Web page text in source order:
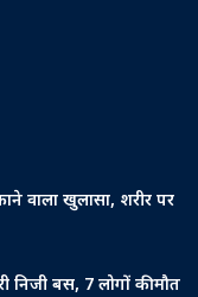
वाला खुलासा, शरीर पर
निजी बस, 7 लोगों की मौत